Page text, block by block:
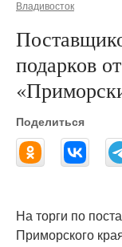
Владивосток
подарков
Поделиться
На торги по
Приморского